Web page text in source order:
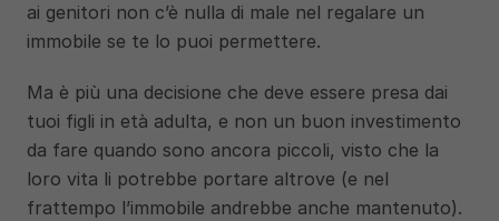
ai genitori non c’è nulla di male nel regalare un
immobile se te lo puoi permettere.
Ma è più una decisione che deve essere presa dai
tuoi figli in età adulta, e non un buon investimento
da fare quando sono ancora piccoli, visto che la
loro vita li potrebbe portare altrove (e nel
frattempo l’immobile andrebbe anche mantenuto).